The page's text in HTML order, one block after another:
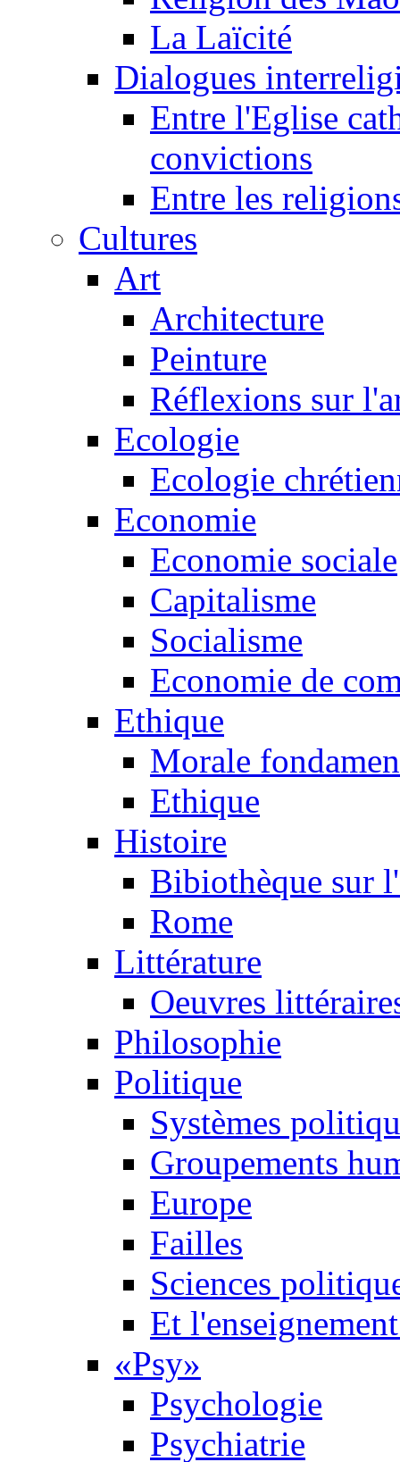
La Laïcité
Dialogues
Entre l'Eglise
convictions
Entre les
Cultures
Art
Architecture
Peinture
Réflexions sur
Ecologie
Ecologie
Economie
Economie sociale
Capitalisme
Socialisme
Economie de
Ethique
Morale
Ethique
Histoire
Bibiothèque sur
Rome
Littérature
Oeuvres
Philosophie
Politique
Systèmes
Groupements
Europe
Failles
Sciences
Et
«Psy»
Psychologie
Psychiatrie